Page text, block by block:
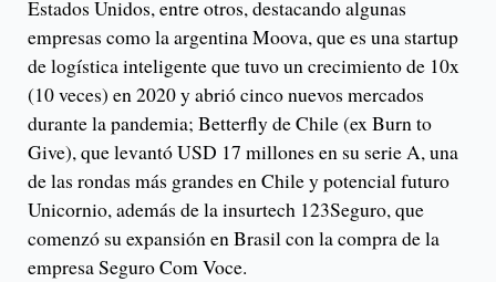
Estados Unidos, entre otros, destacando algunas
empresas como la argentina Moova, que es una startup
de logística inteligente que tuvo un crecimiento de 10x
(10 veces) en 2020 y abrió cinco nuevos mercados
durante la pandemia; Betterfly de Chile (ex Burn to
Give), que levantó USD 17 millones en su serie A, una
de las rondas más grandes en Chile y potencial futuro
Unicornio, además de la insurtech 123Seguro, que
comenzó su expansión en Brasil con la compra de la
empresa Seguro Com Voce.